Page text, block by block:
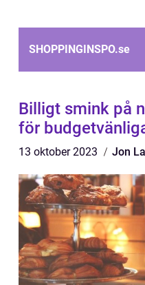
SHOPPINGINSPO.se
Billigt smink på
för
13 oktober 2023 Jon